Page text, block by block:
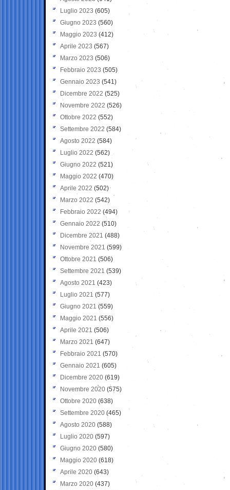
Luglio 2023 (605)
Giugno 2023 (560)
Maggio 2023 (412)
Aprile 2023 (567)
Marzo 2023 (506)
Febbraio 2023 (505)
Gennaio 2023 (541)
Dicembre 2022 (525)
Novembre 2022 (526)
Ottobre 2022 (552)
Settembre 2022 (584)
Agosto 2022 (584)
Luglio 2022 (562)
Giugno 2022 (521)
Maggio 2022 (470)
Aprile 2022 (502)
Marzo 2022 (542)
Febbraio 2022 (494)
Gennaio 2022 (510)
Dicembre 2021 (488)
Novembre 2021 (599)
Ottobre 2021 (506)
Settembre 2021 (539)
Agosto 2021 (423)
Luglio 2021 (577)
Giugno 2021(559)
Maggio 2021 (556)
Aprile 2021 (506)
Marzo 2021 (647)
Febbraio 2021 (570)
Gennaio 2021 (605)
Dicembre 2020 (619)
Novembre 2020 (575)
Ottobre 2020 (638)
Settembre 2020(465)
Agosto 2020 (588)
Luglio 2020 (597)
Giugno 2020 (580)
Maggio 2020 (618)
Aprile 2020 (643)
Marzo 2020 (437)